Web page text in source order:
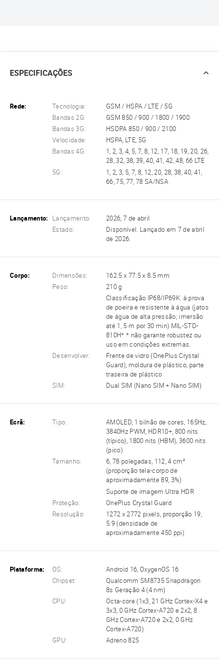
ESPECIFICAÇÕES
Rede: Tecnologia:
GSM / HSPA / LTE / 5G
Bandas 2G:
GSM 850 / 900 / 1800 / 1900
Bandas 3G:
HSDPA 850 / 900 / 2100
Velocidade:
HSPA, LTE, 5G
Bandas 4G:
1, 2, 3, 4, 5, 7, 8, 12, 17, 18, 19, 20, 26,
28, 32, 38, 39, 40, 41, 42, 48, 66 LTE
5G:
1, 2, 3, 5, 7, 8, 12, 20, 28, 38, 40, 41,
66, 75, 77, 78 SA/NSA
Lançamento: Lançamento:
2026, 7 de abril
Estado:
Disponível. Lançado em 7 de abril
de 2026.
Corpo: Dimensões:
162.5 x 77.5 x 8.5 mm
Peso:
210 g
Classificação IP68/IP69K: à prova
de poeira e resistente à água (jatos
de água de alta pressão; imersão
até 1, 5 m por 30 min) MIL-STD-
810H* * não garante robustez ou
uso em condições extremas.
Desenvolver:
Frente de vidro (OnePlus Crystal
Guard), moldura de plástico, parte
traseira de plástico
SIM:
Dual SIM (Nano SIM + Nano SIM)
Ecrã: Tipo:
AMOLED, 1 bilhão de cores, 165Hz,
3840Hz PWM, HDR10+, 800 nits
(típico), 1800 nits (HBM), 3600 nits
(pico)
Tamanho:
6, 78 polegadas, 112, 4 cm²
(proporção tela-corpo de
aproximadamente 89, 3%)
Suporte de imagem Ultra HDR
Proteção:
OnePlus Crystal Guard
Resolução:
1272 x 2772 pixels, proporção 19,
5:9 (densidade de
aproximadamente 450 ppi)
Plataforma: OS:
Android 16, OxygenOS 16
Chipset:
Qualcomm SM8735 Snapdragon
8s Geração 4 (4 nm)
CPU:
Octa-core (1x3, 21 GHz Cortex-X4 e
3x3, 0 GHz Cortex-A720 e 2x2, 8
GHz Cortex-A720 e 2x2, 0 GHz
Cortex-A720)
GPU:
Adreno 825